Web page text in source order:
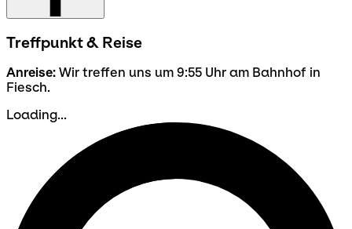
Treffpunkt & Reise
Anreise: Wir treffen uns um 9:55 Uhr am Bahnhof in
Fiesch.
Loading...